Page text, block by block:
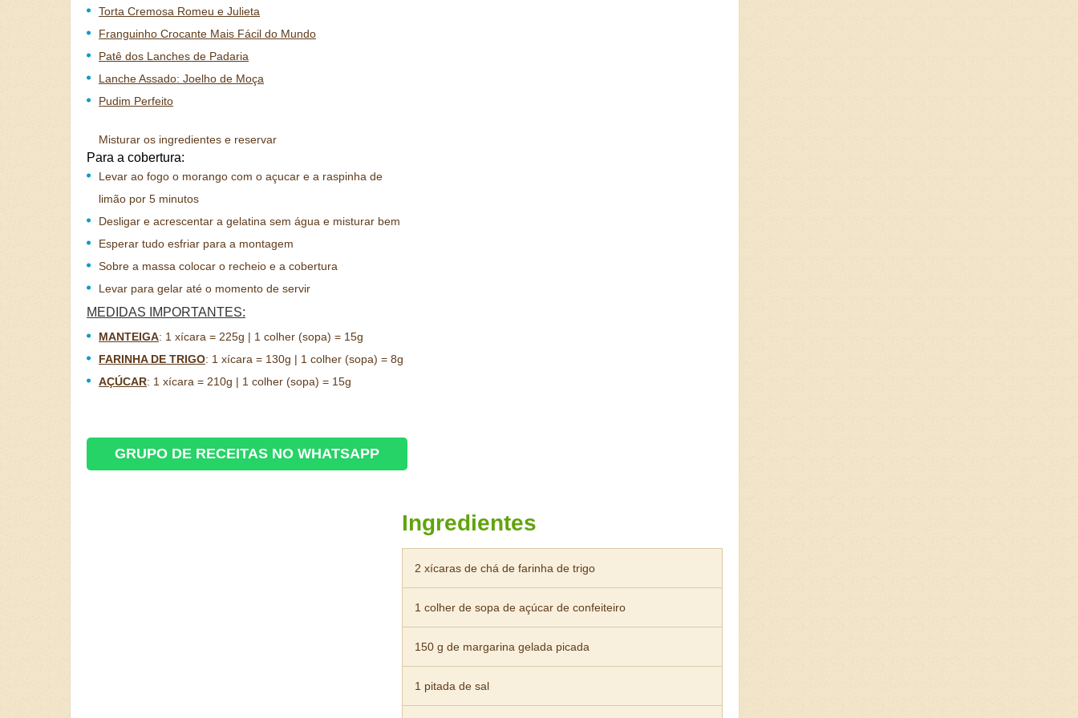
Torta Cremosa Romeu e Julieta
Franguinho Crocante Mais Fácil do Mundo
Patê dos Lanches de Padaria
Lanche Assado: Joelho de Moça
Pudim Perfeito
Misturar os ingredientes e reservar
Para a cobertura:
Levar ao fogo o morango com o açucar e a raspinha de
limão por 5 minutos
Desligar e acrescentar a gelatina sem água e misturar bem
Esperar tudo esfriar para a montagem
Sobre a massa colocar o recheio e a cobertura
Levar para gelar até o momento de servir
MEDIDAS IMPORTANTES:
MANTEIGA: 1 xícara = 225g | 1 colher (sopa) = 15g
FARINHA DE TRIGO: 1 xícara = 130g | 1 colher (sopa) = 8g
AÇÚCAR: 1 xícara = 210g | 1 colher (sopa) = 15g
GRUPO DE RECEITAS NO WHATSAPP
Ingredientes
2 xícaras de chá de farinha de trigo
1 colher de sopa de açúcar de confeiteiro
150 g de margarina gelada picada
1 pitada de sal